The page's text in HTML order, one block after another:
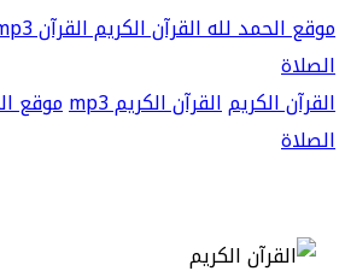
موقع الحمد للهالقرآن الكريمالقرآن mp3
الصلاة
القرآن الكريمالقرآن الكريم mp3 موقع
الصلاة